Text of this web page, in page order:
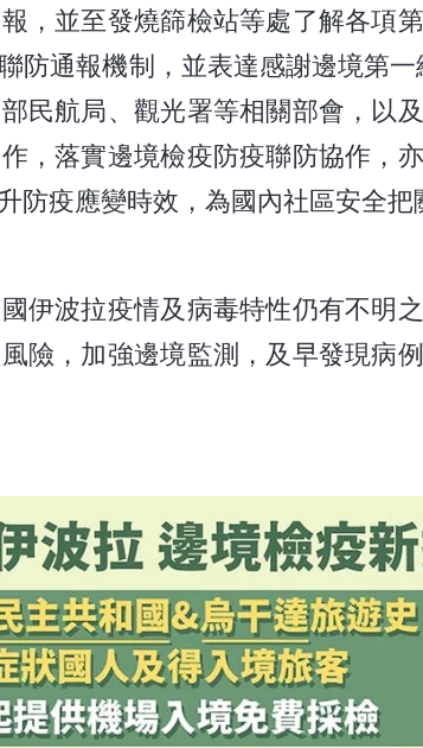
，並至發燒篩檢站等處了解各項
防通報機制，並表達感謝邊境第
民航局、觀光署等相關部會，以
，落實邊境檢疫防疫聯防協作，
疫應變時效，為國內社區安全把
伊波拉疫情及病毒特性仍有不明
險，加強邊境監測，及早發現病